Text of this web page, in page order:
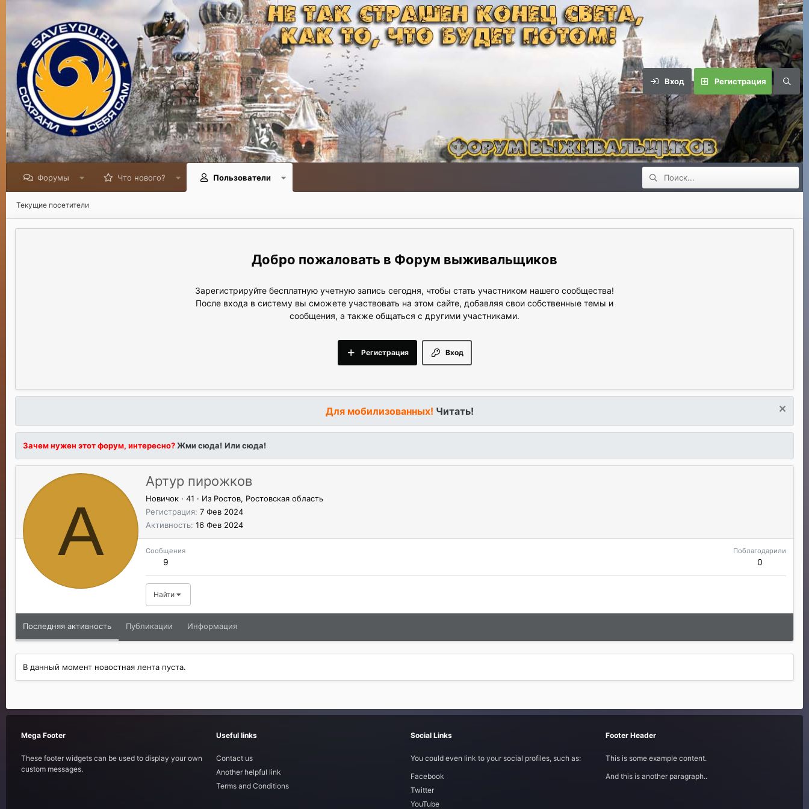
Вход Регистрация
Форумы Что нового? Пользователи
Текущие посетители
Форум выживальщиков
Зарегистрируйте бесплатную учетную запись сегодня, чтобы стать участником нашего сообщества!
После входа в систему вы сможете участвовать на этом сайте, добавляя свои собственные темы и
сообщения, а также общаться с другими участниками.
Вход
Регистрация
Для мобилизованных! Читать!
Зачем нужен этот форум, интересно?Жми сюда! Или сюда!
А
Артур пирожков
Новичок · 41 · Из Ростов, Ростовская область
Регистрация 7 Фев 2024
Активность 16 Фев 2024
Сообщения
9
Поблагодарили
0
Найти
Последняя активность Публикации Информация
В данный момент новостная лента пуста.
Mega Footer
These footer widgets can be used to display your own
custom messages.
Useful links
Contact us
Another helpful link
Terms and Conditions
Social Links
You could even link to your social profiles, such as:
Facebook
Twitter
YouTube
Footer Header
This is some example content.
And this is another paragraph..